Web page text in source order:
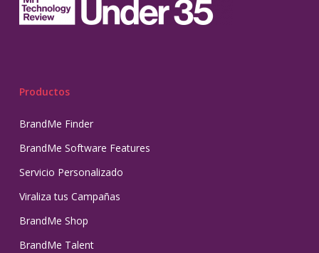
Productos
BrandMe Finder
BrandMe Software Features
Servicio Personalizado
Viraliza tus Campañas
BrandMe Shop
BrandMe Talent